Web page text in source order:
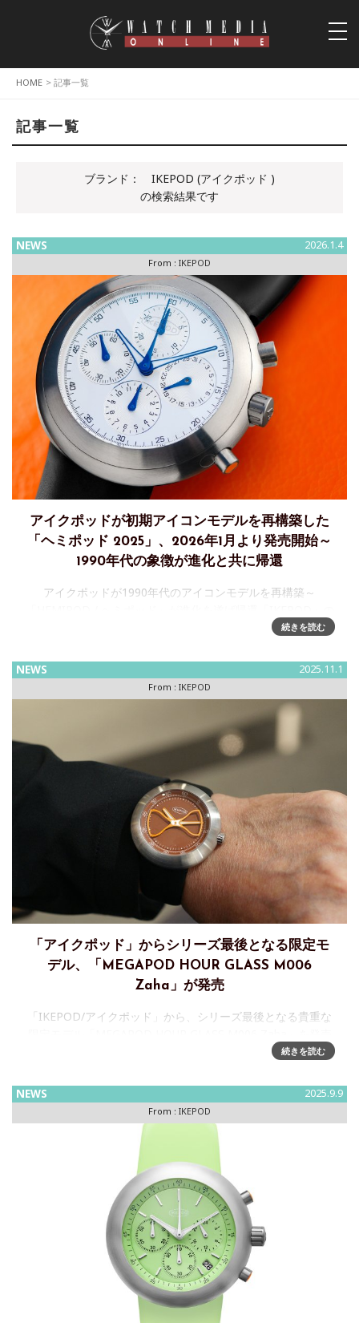
HOME > 記事一覧
記事一覧
ブランド：
IKEPOD (アイクポッド )
の検索結果です
NEWS 2026.1.4
From : IKEPOD
アイクポッドが初期アイコンモデルを再構築した
「ヘミポッド 2025」、2026年1月より発売開始～
1990年代の象徴が進化と共に帰還
アイクポッドが1990年代のアイコンモデルを再構築～
スイスメイドウォッチ 「HEMIPOD 2025」 は、1990年代に
続きを読む
NEWS 2025.11.1
From : IKEPOD
「アイクポッド」からシリーズ最後となる限定モ
デル、「MEGAPOD HOUR GLASS M006
Zaha」が発売
「IKEPOD/アイクポッド」から、シリーズ最後となる貴重な
スイス時計ブランド「IKEPOD」の人気シリーズ続きを読む
NEWS 2025.9.9
From : IKEPOD